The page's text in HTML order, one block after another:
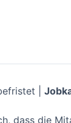
|
dass die